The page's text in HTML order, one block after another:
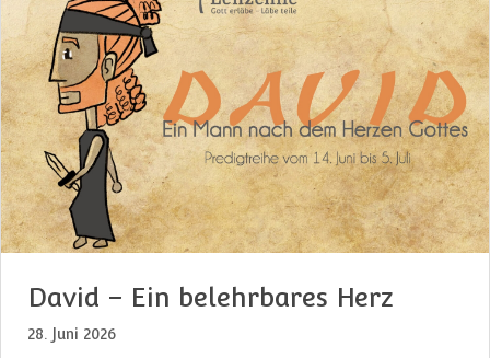
David – Ein belehrbares Herz
28. Juni 2026